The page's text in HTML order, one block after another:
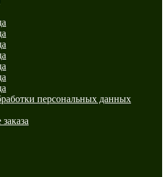
персональных данных